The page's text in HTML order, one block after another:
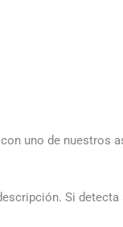
uno de nuestros
Si